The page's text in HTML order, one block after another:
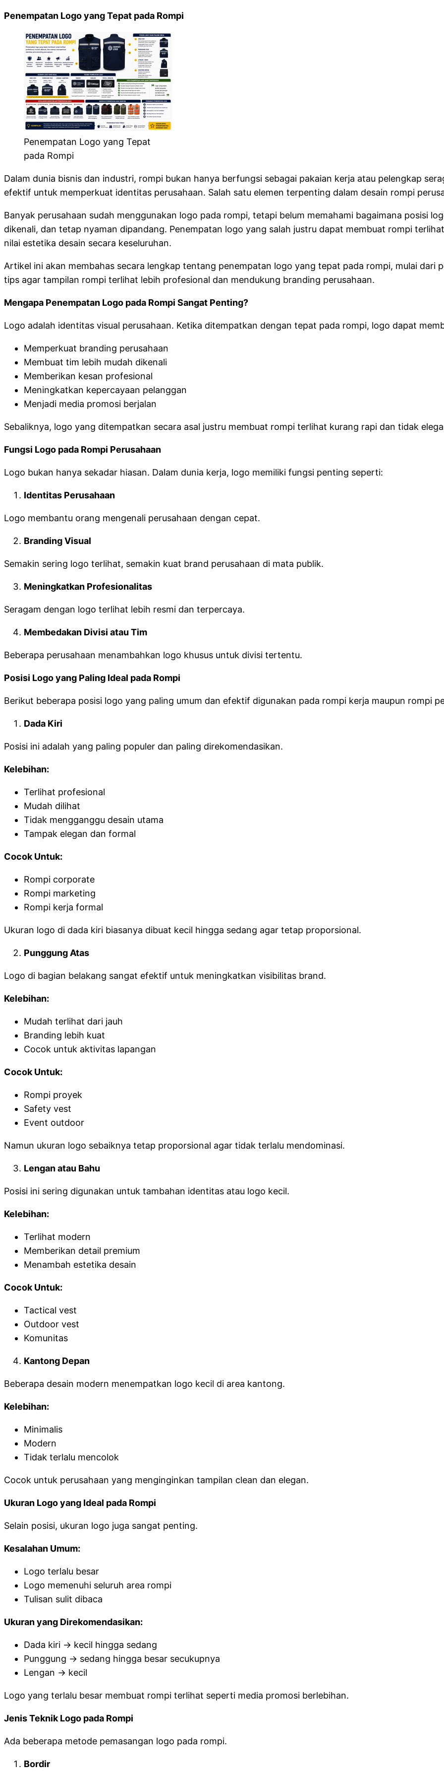
Penempatan Logo yang Tepat pada Rompi
Penempatan Logo yang Tepat
pada Rompi
Dalam dunia bisnis dan industri, rompi bukan hanya berfungsi sebagai pakaian kerja atau pelengkap
efektif untuk memperkuat identitas perusahaan. Salah satu elemen terpenting dalam desain rompi
Banyak perusahaan sudah menggunakan logo pada rompi, tetapi belum memahami bagaimana posisi
dikenali, dan tetap nyaman dipandang. Penempatan logo yang salah justru dapat membuat rompi
nilai estetika desain secara keseluruhan.
Artikel ini akan membahas secara lengkap tentang penempatan logo yang tepat pada rompi, mulai dari
tips agar tampilan rompi terlihat lebih profesional dan mendukung branding perusahaan.
Mengapa Penempatan Logo pada Rompi Sangat Penting?
Logo adalah identitas visual perusahaan. Ketika ditempatkan dengan tepat pada rompi, logo dapat
Memperkuat branding perusahaan
Membuat tim lebih mudah dikenali
Memberikan kesan profesional
Meningkatkan kepercayaan pelanggan
Menjadi media promosi berjalan
Sebaliknya, logo yang ditempatkan secara asal justru membuat rompi terlihat kurang rapi dan tidak
Fungsi Logo pada Rompi Perusahaan
Logo bukan hanya sekadar hiasan. Dalam dunia kerja, logo memiliki fungsi penting seperti:
Identitas Perusahaan
Logo membantu orang mengenali perusahaan dengan cepat.
Branding Visual
Semakin sering logo terlihat, semakin kuat brand perusahaan di mata publik.
Meningkatkan Profesionalitas
Seragam dengan logo terlihat lebih resmi dan terpercaya.
Membedakan Divisi atau Tim
Beberapa perusahaan menambahkan logo khusus untuk divisi tertentu.
Posisi Logo yang Paling Ideal pada Rompi
Berikut beberapa posisi logo yang paling umum dan efektif digunakan pada rompi kerja maupun rompi
Dada Kiri
Posisi ini adalah yang paling populer dan paling direkomendasikan.
Kelebihan:
Terlihat profesional
Mudah dilihat
Tidak mengganggu desain utama
Tampak elegan dan formal
Cocok Untuk:
Rompi corporate
Rompi marketing
Rompi kerja formal
Ukuran logo di dada kiri biasanya dibuat kecil hingga sedang agar tetap proporsional.
Punggung Atas
Logo di bagian belakang sangat efektif untuk meningkatkan visibilitas brand.
Kelebihan:
Mudah terlihat dari jauh
Branding lebih kuat
Cocok untuk aktivitas lapangan
Cocok Untuk:
Rompi proyek
Safety vest
Event outdoor
Namun ukuran logo sebaiknya tetap proporsional agar tidak terlalu mendominasi.
Lengan atau Bahu
Posisi ini sering digunakan untuk tambahan identitas atau logo kecil.
Kelebihan:
Terlihat modern
Memberikan detail premium
Menambah estetika desain
Cocok Untuk:
Tactical vest
Outdoor vest
Komunitas
Kantong Depan
Beberapa desain modern menempatkan logo kecil di area kantong.
Kelebihan:
Minimalis
Modern
Tidak terlalu mencolok
Cocok untuk perusahaan yang menginginkan tampilan clean dan elegan.
Ukuran Logo yang Ideal pada Rompi
Selain posisi, ukuran logo juga sangat penting.
Kesalahan Umum:
Logo terlalu besar
Logo memenuhi seluruh area rompi
Tulisan sulit dibaca
Ukuran yang Direkomendasikan:
Dada kiri → kecil hingga sedang
Punggung → sedang hingga besar secukupnya
Lengan → kecil
Logo yang terlalu besar membuat rompi terlihat seperti media promosi berlebihan.
Jenis Teknik Logo pada Rompi
Ada beberapa metode pemasangan logo pada rompi.
Bordir